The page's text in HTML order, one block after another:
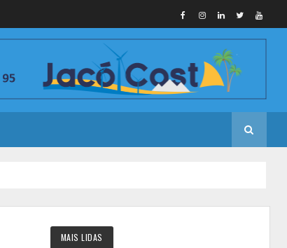
MAIS LIDAS